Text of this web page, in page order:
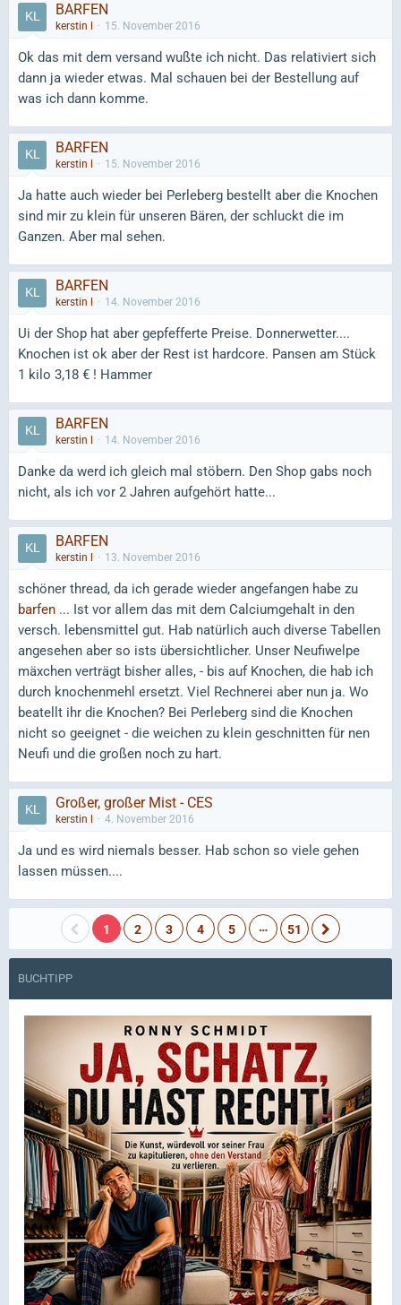
BARFEN
kerstin l 15. November 2016
Ok das mit dem versand wußte ich nicht. Das relativiert sich
dann ja wieder etwas. Mal schauen bei der Bestellung auf
was ich dann komme.
BARFEN
kerstin l 15. November 2016
Ja hatte auch wieder bei Perleberg bestellt aber die Knochen
sind mir zu klein für unseren Bären, der schluckt die im
Ganzen. Aber mal sehen.
BARFEN
kerstin l 14. November 2016
Ui der Shop hat aber gepfefferte Preise. Donnerwetter....
Knochen ist ok aber der Rest ist hardcore. Pansen am Stück
1 kilo 3,18 € ! Hammer
BARFEN
kerstin l 14. November 2016
Danke da werd ich gleich mal stöbern. Den Shop gabs noch
nicht, als ich vor 2 Jahren aufgehört hatte...
BARFEN
kerstin l 13. November 2016
schöner thread, da ich gerade wieder angefangen habe zu
barfen ... Ist vor allem das mit dem Calciumgehalt in den
versch. lebensmittel gut. Hab natürlich auch diverse Tabellen
angesehen aber so ists übersichtlicher. Unser Neufiwelpe
mäxchen verträgt bisher alles, - bis auf Knochen, die hab ich
durch knochenmehl ersetzt. Viel Rechnerei aber nun ja. Wo
beatellt ihr die Knochen? Bei Perleberg sind die Knochen
nicht so geeignet - die weichen zu klein geschnitten für nen
Neufi und die großen noch zu hart.
Großer, großer Mist - CES
kerstin l 4. November 2016
Ja und es wird niemals besser. Hab schon so viele gehen
lassen müssen....
1 2 3 4 5 … 51
BUCHTIPP